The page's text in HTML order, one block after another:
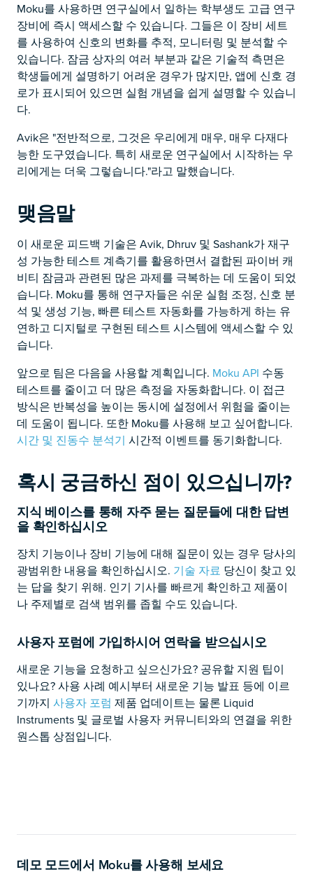
Moku를 사용하면 연구실에서 일하는 학부생도 고급 연구
장비에 즉시 액세스할 수 있습니다. 그들은 이 장비 세트
를 사용하여 신호의 변화를 추적, 모니터링 및 분석할 수
있습니다. 잠금 상자의 여러 부분과 같은 기술적 측면은
학생들에게 설명하기 어려운 경우가 많지만, 앱에 신호 경
로가 표시되어 있으면 실험 개념을 쉽게 설명할 수 있습니
다.
Avik은 "전반적으로, 그것은 우리에게 매우, 매우 다재다
능한 도구였습니다. 특히 새로운 연구실에서 시작하는 우
리에게는 더욱 그렇습니다."라고 말했습니다.
맺음말
이 새로운 피드백 기술은 Avik, Dhruv 및 Sashank가 재구
성 가능한 테스트 계측기를 활용하면서 결합된 파이버 캐
비티 잠금과 관련된 많은 과제를 극복하는 데 도움이 되었
습니다. Moku를 통해 연구자들은 쉬운 실험 조정, 신호 분
석 및 생성 기능, 빠른 테스트 자동화를 가능하게 하는 유
연하고 디지털로 구현된 테스트 시스템에 액세스할 수 있
습니다.
앞으로 팀은 다음을 사용할 계획입니다. Moku API 수동
테스트를 줄이고 더 많은 측정을 자동화합니다. 이 접근
방식은 반복성을 높이는 동시에 설정에서 위험을 줄이는
데 도움이 됩니다. 또한 Moku를 사용해 보고 싶어합니다.
시간 및 진동수 분석기 시간적 이벤트를 동기화합니다.
혹시 궁금하신 점이 있으십니까?
지식 베이스를 통해 자주 묻는 질문들에 대한 답변
을 확인하십시오
장치 기능이나 장비 기능에 대해 질문이 있는 경우 당사의
광범위한 내용을 확인하십시오. 기술 자료 당신이 찾고 있
는 답을 찾기 위해. 인기 기사를 빠르게 확인하고 제품이
나 주제별로 검색 범위를 좁힐 수도 있습니다.
사용자 포럼에 가입하시어 연락을 받으십시오
새로운 기능을 요청하고 싶으신가요? 공유할 지원 팁이
있나요? 사용 사례 예시부터 새로운 기능 발표 등에 이르
기까지 사용자 포럼 제품 업데이트는 물론 Liquid
Instruments 및 글로벌 사용자 커뮤니티와의 연결을 위한
원스톱 상점입니다.
데모 모드에서 Moku를 사용해 보세요